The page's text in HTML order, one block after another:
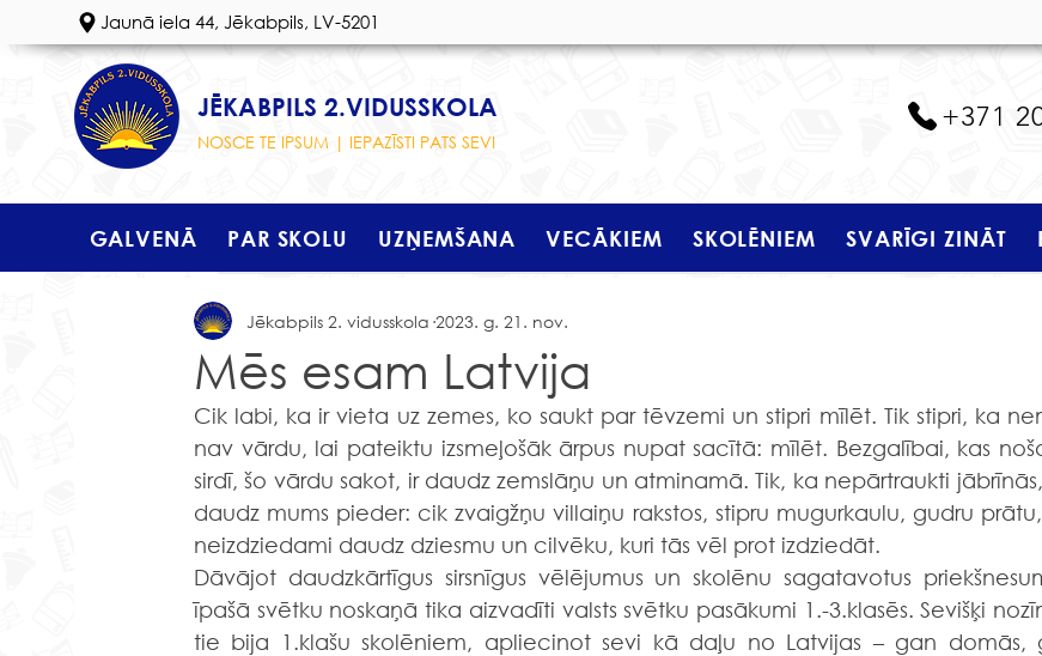
Jaunā iela 44, Jēkabpils, LV-5201
JĒKABPILS 2.VIDUSSKOLA
NOSCE TE IPSUM | IEPAZĪSTI PATS SEVI
+371
GALVENĀ PAR SKOLU UZŅEMŠANA VECĀKIEM SKOLĒNIEM SVARĪGI ZINĀT
Mēs esam Latvija
Jēkabpils 2. vidusskola 2023. g. 21. nov.
Cik labi, ka ir vieta uz zemes, ko saukt par tēvzemi un stipri mīlēt. Tik stipri, ka
nav vārdu, lai pateiktu izsmeļošāk ārpus nupat sacītā: mīlēt. Bezgalībai, kas
sirdī, šo vārdu sakot, ir daudz zemslāņu un atminamā. Tik, ka nepārtraukti
daudz mums pieder: cik zvaigžņu villaiņu rakstos, stipru mugurkaulu, gudru
neizdziedami daudz dziesmu un cilvēku, kuri tās vēl prot izdziedāt.
Dāvājot daudzkārtīgus sirsnīgus vēlējumus un skolēnu sagatavotus
īpašā svētku noskaņā tika aizvadīti valsts svētku pasākumi 1.-3.klasēs. Sevišķi
tie bija 1.klašu skolēniem, apliecinot sevi kā daļu no Latvijas – gan domās,